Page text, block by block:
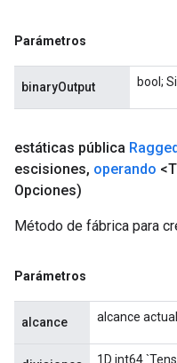
Parámetros
binaryOutput bool;
estáticas pública
escisiones, operando
Opciones)
Método de fábrica para
Parámetros
alcance alcance actual
1D int64